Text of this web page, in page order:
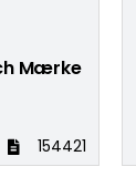
Mærke
154421